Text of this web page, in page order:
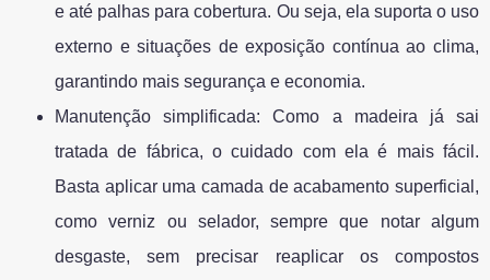
e até palhas para cobertura. Ou seja, ela suporta o uso
externo e situações de exposição contínua ao clima,
garantindo mais segurança e economia.
Manutenção simplificada: Como a madeira já sai
tratada de fábrica, o cuidado com ela é mais fácil.
Basta aplicar uma camada de acabamento superficial,
como verniz ou selador, sempre que notar algum
desgaste, sem precisar reaplicar os compostos